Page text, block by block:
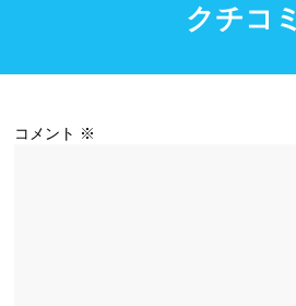
クチコミ
コメント ※